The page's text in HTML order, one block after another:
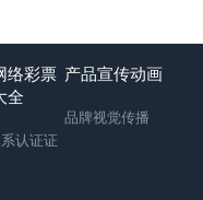
络彩票
全
认证证
产品宣传动画
品牌视觉传播